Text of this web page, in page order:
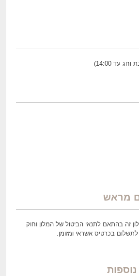
מראש
זה בהתאם לתנאי הביטול של המלון וחוק
בכרטיס אשראי ומזומן.
נוספות